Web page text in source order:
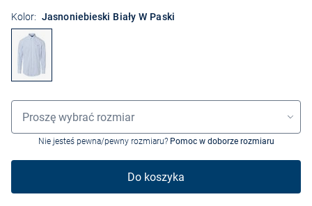
Kolor: Jasnoniebieski Biały W Paski
Wybór rozmiaru
Proszę wybrać rozmiar
Nie jesteś pewna/pewny rozmiaru? Pomoc w doborze rozmiaru
Do koszyka